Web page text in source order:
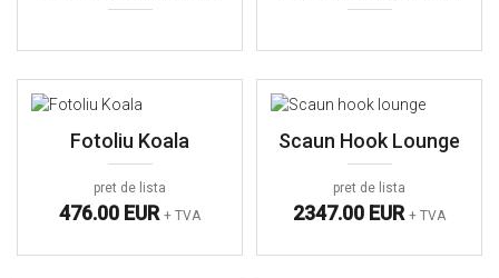
Fotoliu Koala
pret de lista
476.00 EUR + TVA
Scaun Hook Lounge
pret de lista
2347.00 EUR + TVA